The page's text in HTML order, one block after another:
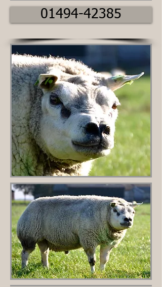
01494-42385